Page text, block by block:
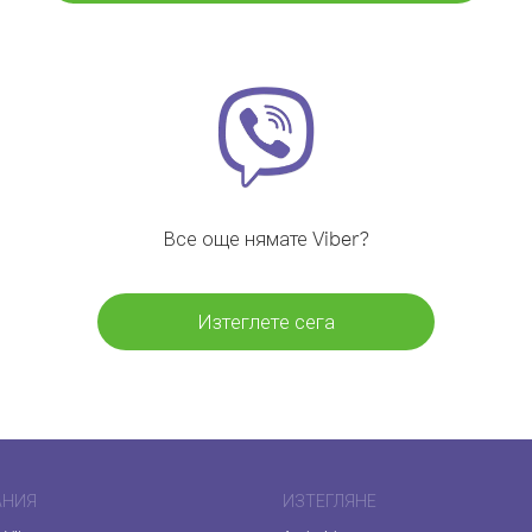
Все още нямате Viber?
Изтеглете сега
ИЗТЕГЛЯНЕ